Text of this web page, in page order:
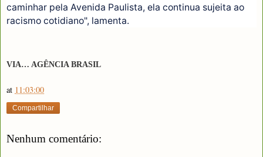
caminhar pela Avenida Paulista, ela continua sujeita ao
racismo cotidiano", lamenta.
VIA… AGÊNCIA BRASIL
at 11:03:00
Compartilhar
Nenhum comentário: